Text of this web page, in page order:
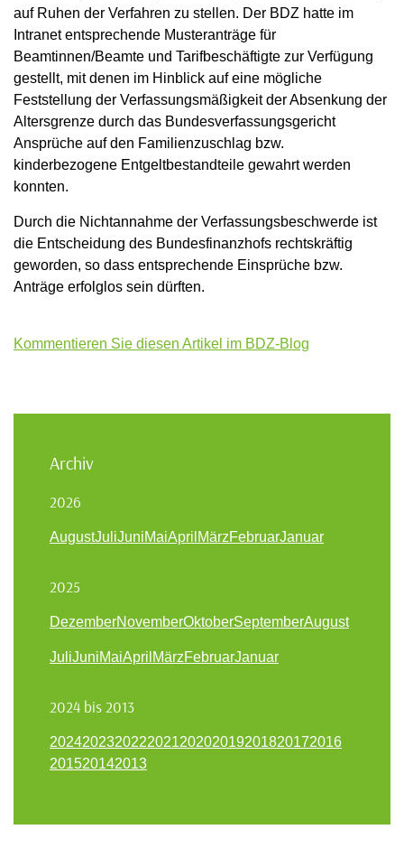
auf Ruhen der Verfahren zu stellen. Der BDZ hatte im
Intranet entsprechende Musteranträge für
Beamtinnen/Beamte und Tarifbeschäftigte zur Verfügung
gestellt, mit denen im Hinblick auf eine mögliche
Feststellung der Verfassungsmäßigkeit der Absenkung der
Altersgrenze durch das Bundesverfassungsgericht
Ansprüche auf den Familienzuschlag bzw.
kinderbezogene Entgeltbestandteile gewahrt werden
konnten.
Durch die Nichtannahme der Verfassungsbeschwerde ist
die Entscheidung des Bundesfinanzhofs rechtskräftig
geworden, so dass entsprechende Einsprüche bzw.
Anträge erfolglos sein dürften.
Kommentieren Sie diesen Artikel im BDZ-Blog
Archiv
2026
AugustJuliJuniMaiApril MärzFebruarJanuar
2025
DezemberNovemberOktoberSeptemberAugust
JuliJuniMaiApril MärzFebruarJanuar
2024 bis 2013
202420232022202120202019201820172016
201520142013